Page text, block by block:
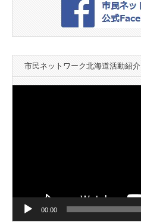
市民ネットワーク北海道活動紹介
00:00